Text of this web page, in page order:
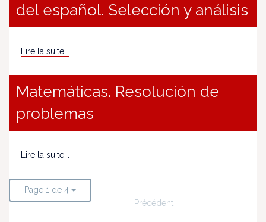
del español. Selección y análisis
Lire la suite...
Matemáticas. Resolución de
problemas
Lire la suite...
Page 1 de 4
Précédent